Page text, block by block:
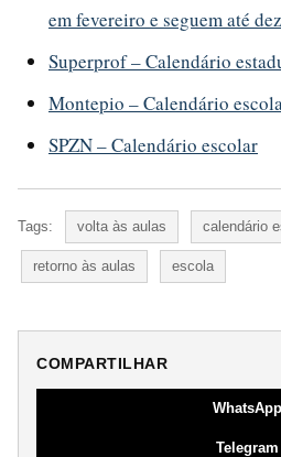
em fevereiro e seguem até
Superprof – Calendário
Montepio – Calendário
SPZN – Calendário escolar
Tags: volta às aulas calendário
retorno às aulas escola
COMPARTILHAR
WhatsApp
Telegram